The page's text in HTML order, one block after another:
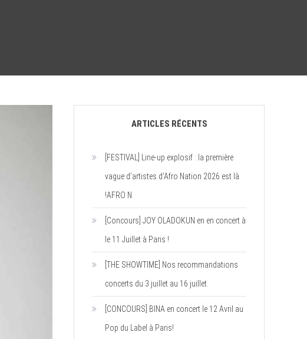
ARTICLES RÉCENTS
[FESTIVAL] Line-up explosif : la première
vague d’artistes d’Afro Nation 2026 est là
!AFRO N
[Concours] JOY OLADOKUN en en concert à
le 11 Juillet à Paris !
[THE SHOWTIME] Nos recommandations
concerts du 3 juillet au 16 juillet.
[CONCOURS] BINA en concert le 12 Avril au
Pop du Label à Paris!